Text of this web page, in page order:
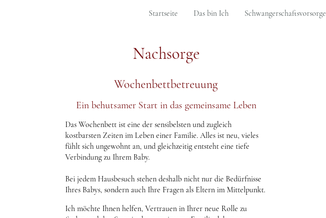
Startseite Das bin Ich Schwangerschaftsvorsorge
Nachsorge
Wochenbettbetreuung
Ein behutsamer Start in das gemeinsame Leben
Das Wochenbett ist eine der sensibelsten und zugleich
kostbarsten Zeiten im Leben einer Familie. Alles ist neu, vieles
fühlt sich ungewohnt an, und gleichzeitig entsteht eine tiefe
Verbindung zu Ihrem Baby.
Bei jedem Hausbesuch stehen deshalb nicht nur die Bedürfnisse
Ihres Babys, sondern auch Ihre Fragen als Eltern im Mittelpunkt.
Ich möchte Ihnen helfen, Vertrauen in Ihrer neue Rolle zu